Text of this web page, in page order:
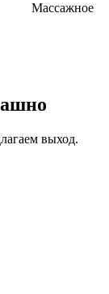
Массажное
выход.